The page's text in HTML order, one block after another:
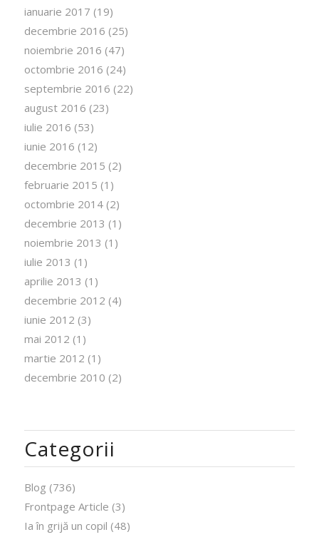
ianuarie 2017 (19)
decembrie 2016 (25)
noiembrie 2016 (47)
octombrie 2016 (24)
septembrie 2016 (22)
august 2016 (23)
iulie 2016 (53)
iunie 2016 (12)
decembrie 2015 (2)
februarie 2015 (1)
octombrie 2014(2)
decembrie 2013 (1)
noiembrie 2013 (1)
iulie 2013 (1)
aprilie 2013 (1)
decembrie 2012 (4)
iunie 2012 (3)
mai 2012 (1)
martie 2012 (1)
decembrie 2010 (2)
Categorii
Blog (736)
Frontpage Article (3)
Ia în grijă un copil (48)